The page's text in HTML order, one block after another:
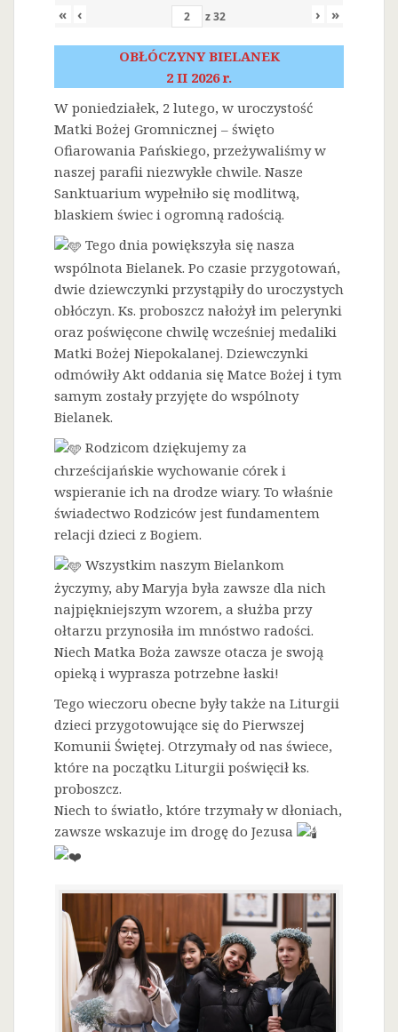
« ‹ z32 › »
OBŁÓCZYNY BIELANEK
2 II 2026 r.
W poniedziałek, 2 lutego, w uroczystość
Matki Bożej Gromnicznej – święto
Ofiarowania Pańskiego, przeżywaliśmy w
naszej parafii niezwykłe chwile. Nasze
Sanktuarium wypełniło się modlitwą,
blaskiem świec i ogromną radością.
Tego dnia powiększyła się nasza
wspólnota Bielanek. Po czasie przygotowań,
dwie dziewczynki przystąpiły do uroczystych
obłóczyn. Ks. proboszcz nałożył im pelerynki
oraz poświęcone chwilę wcześniej medaliki
Matki Bożej Niepokalanej. Dziewczynki
odmówiły Akt oddania się Matce Bożej i tym
samym zostały przyjęte do wspólnoty
Bielanek.
Rodzicom dziękujemy za
chrześcijańskie wychowanie córek i
wspieranie ich na drodze wiary. To właśnie
świadectwo Rodziców jest fundamentem
relacji dzieci z Bogiem.
Wszystkim naszym Bielankom
życzymy, aby Maryja była zawsze dla nich
najpiękniejszym wzorem, a służba przy
ołtarzu przynosiła im mnóstwo radości.
Niech Matka Boża zawsze otacza je swoją
opieką i wyprasza potrzebne łaski!
Tego wieczoru obecne były także na Liturgii
dzieci przygotowujące się do Pierwszej
Komunii Świętej. Otrzymały od nas świece,
które na początku Liturgii poświęcił ks.
proboszcz.
Niech to światło, które trzymały w dłoniach,
zawsze wskazuje im drogę do Jezusa